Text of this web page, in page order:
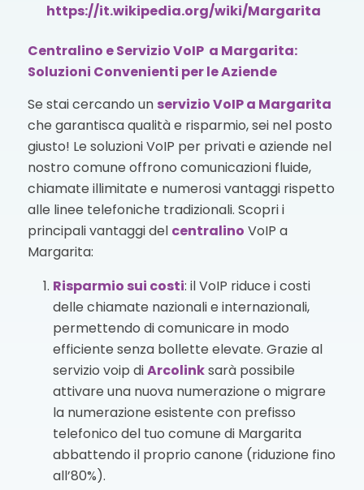
https://it.wikipedia.org/wiki/Margarita
Centralino e Servizio VoIP a Margarita:
Soluzioni Convenienti per le Aziende
Se stai cercando un servizio VoIPa Margarita
che garantisca qualità e risparmio, sei nel posto
giusto! Le soluzioni VoIP per privati e aziende nel
nostro comune offrono comunicazioni fluide,
chiamate illimitate e numerosi vantaggi rispetto
alle linee telefoniche tradizionali. Scopri i
principali vantaggi del centralino VoIP a
Margarita:
Risparmio sui costi: il VoIP riduce i costi
delle chiamate nazionali e internazionali,
permettendo di comunicare in modo
efficiente senza bollette elevate. Grazie al
servizio voip diArcolinksarà possibile
attivare una nuova numerazione o migrare
la numerazione esistente con prefisso
telefonico del tuo comune di Margarita
abbattendo il proprio canone (riduzione fino
all’80%).